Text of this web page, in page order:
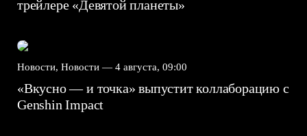
трейлере «Девятой планеты»
Новости, Новости — 4 августа, 09:00
«Вкусно — и точка» выпустит коллаборацию с
Genshin Impact⁠⁠